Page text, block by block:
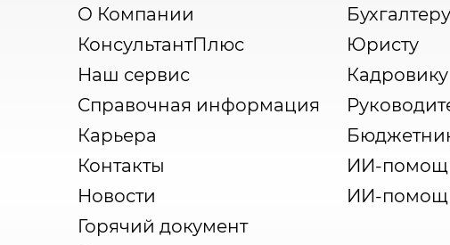
О Компании
КонсультантПлюс
Наш сервис
Справочная информация
Карьера
Контакты
Новости
Горячий документ
Бухгалтеру
Юристу
Кадровику
ИИ-
ИИ-